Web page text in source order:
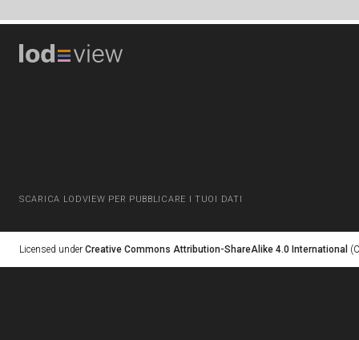
SCARICA LODVIEW PER PUBBLICARE I TUOI DATI
Licensed under Creative Commons Attribution-ShareAlike 4.0 International